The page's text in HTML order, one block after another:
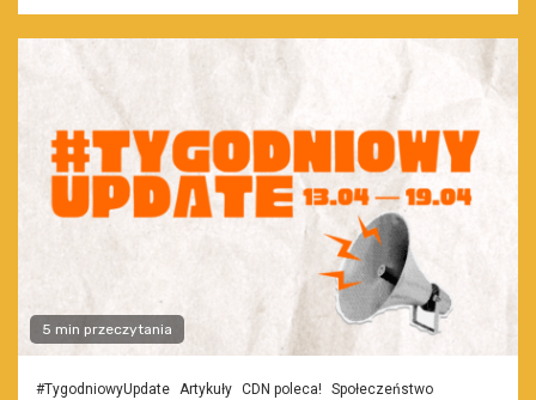
5 min przeczytania
#TygodniowyUpdate Artykuły CDN poleca! Społeczeństwo